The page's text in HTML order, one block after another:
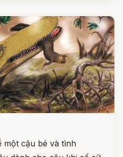
một cậu bé và tình